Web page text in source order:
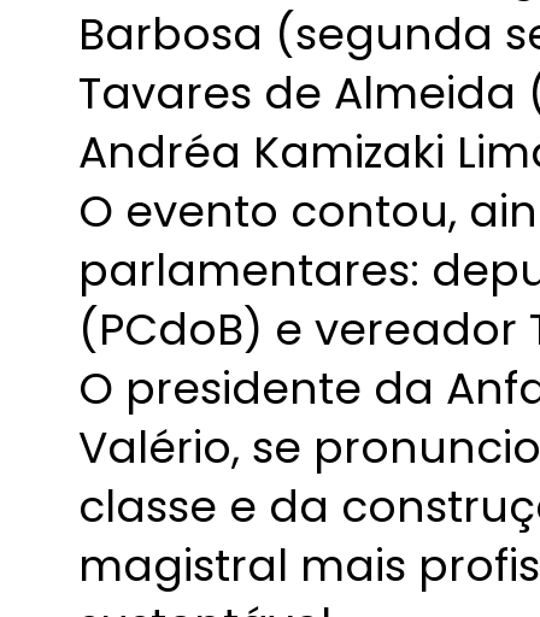
Barbosa (segunda
Tavares de
Andréa Kamizaki
O evento contou,
parlamentares:
(PCdoB) e vereador
O presidente da
Valério, se
classe e da
magistral mais